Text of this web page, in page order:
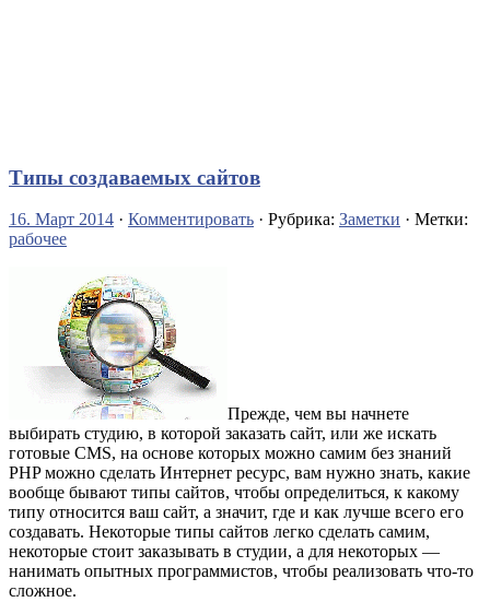
Типы создаваемых сайтов
16. Март 2014 · Комментировать · Рубрика: Заметки · Метки:
рабочее
Прежде, чем вы начнете
выбирать студию, в которой заказать сайт, или же искать
готовые CMS, на основе которых можно самим без знаний
PHP можно сделать Интернет ресурс, вам нужно знать, какие
вообще бывают типы сайтов, чтобы определиться, к какому
типу относится ваш сайт, а значит, где и как лучше всего его
создавать. Некоторые типы сайтов легко сделать самим,
некоторые стоит заказывать в студии, а для некоторых —
нанимать опытных программистов, чтобы реализовать что-то
сложное.